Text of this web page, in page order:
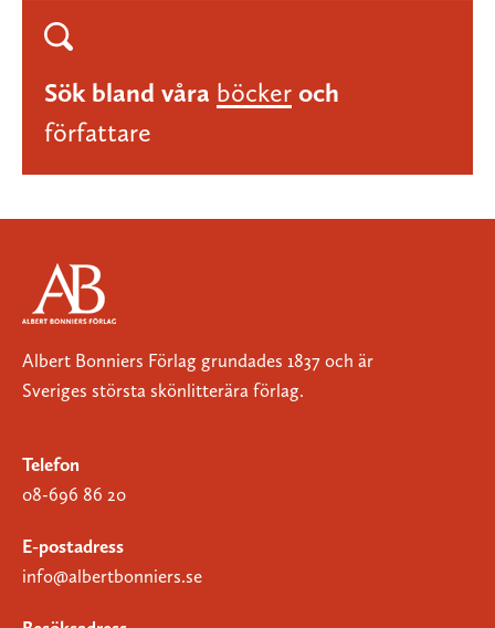
Sök bland våra böcker och
författare
Albert Bonniers Förlag grundades 1837 och är
Sveriges största skönlitterära förlag.
Telefon
08-696 86 20
E-postadress
info@albertbonniers.se